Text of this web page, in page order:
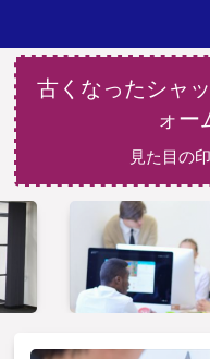
古くなったシャ
ォー
見た目の